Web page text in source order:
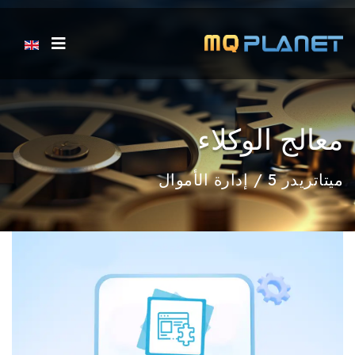
اختر لغتك
معالج الوكلاء
ميتاتريدر 5 / إدارة الأموال